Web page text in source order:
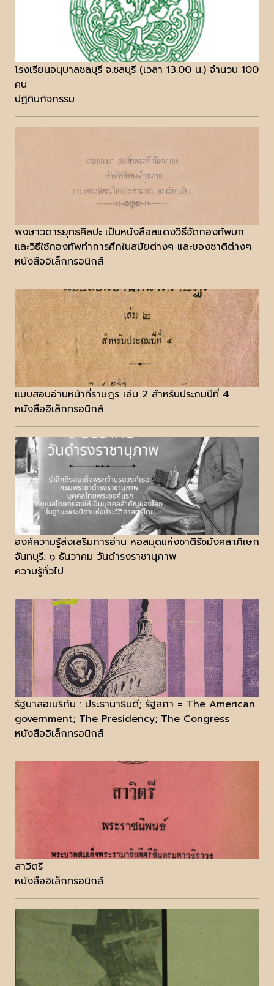
โรงเรียนอนุบาลชลบุรี จ.ชลบุรี (เวลา 13.00 น.) จำนวน 100
คน
ปฏิทินกิจกรรม
พงษาวดารยุทธศิลปะ เป็นหนังสือสแดงวิธีจัดกองทัพบก
และวิธีใช้กองทัพทำการศึกในสมัยต่างๆ และของชาติต่างๆ
หนังสืออิเล็กทรอนิกส์
แบบสอนอ่านหน้าที่ราษฎร เล่ม 2 สำหรับประถมปีที่ 4
หนังสืออิเล็กทรอนิกส์
องค์ความรู้ส่งเสริมการอ่าน หอสมุดแห่งชาติรัชมังคลาภิเษก
จันทบุรี: ๑ ธันวาคม วันดำรงราชานุภาพ
ความรู้ทั่วไป
รัฐบาลอเมริกัน : ประธานาธิบดี; รัฐสภา = The American
government; The Presidency; The Congress
หนังสืออิเล็กทรอนิกส์
สาวิตรี
หนังสืออิเล็กทรอนิกส์